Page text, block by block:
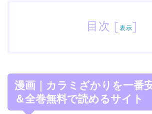
目次 [ 表示]
漫画｜カラミざかりを一番
＆全巻無料で読めるサイト